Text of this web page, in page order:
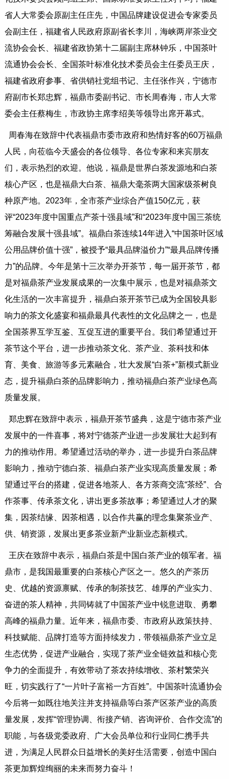
省人大常委会原副主任庄先，中国品牌建设促进会专家委员
会副主任，福建省人民政府原副省长李川，海峡两岸茶业交
流协会会长、福建省政协第十二届副主席林钟乐，中国茶叶
流通协会会长、全国茶叶标准化技术委员会主任委员王庆，
福建省政府参事、省供销社党组书记、主任张作兴，宁德市
府副市长郑忠辉，福鼎市委副书记、市长周春海，市人大常
委会主任蔡梅生，市政协主席李绍美等领导出席开幕式。
周春海在致辞中代表福鼎市委市政府和热情好客的60万福鼎
人民，向莅临今天盛会的各位领导、各位专家和来宾朋友
们，表示热烈的欢迎。他说，福鼎是世界白茶发源地和白茶
核心产区，也是福鼎大白茶、福鼎大毫茶两大国家级茶树良
种原产地。2023年，全市茶产业综合产值150亿元，获
评“2023年度中国重点产茶十强县域”和“2023年度中国三茶统
筹融合发展十强县域”。福鼎白茶连续14年进入“中国茶叶区域
公用品牌价值十强”，被授予“最具品牌溢价力”“最具品牌传播
力”的品牌。今年是第十三次举办开茶节，每一届开茶节，都
是对福鼎茶产业发展成果的一次集中展示，也是对福鼎茶文
化生活的一次丰富提升，福鼎白茶开茶节已成为全国较具影
响力的茶文化盛宴和福鼎最具代表性的文化品牌之一，也是
全国茶界互学互鉴、互促互进的重要平台。我们希望通过开
茶节这个平台，进一步推动茶文化、茶产业、茶科技和体
育、美食、旅游等多元素融合，壮大发展“白茶+”新模式新业
态，提升福鼎白茶的品牌影响力，推动福鼎白茶产业绿色高
质量发展。
郑忠辉在致辞中表示，福鼎开茶节盛典，这是宁德市茶产业
发展中的一件喜事，将对宁德茶产业进一步发展壮大起到有
力的推动作用。希望通过活动的举办，进一步提升白茶品牌
影响力，推动宁德白茶、福鼎白茶产业实现高质量发展；希
望通过平台的搭建，促进各地茶人、各方茶商交流“茶经”、合
作茶事、传承茶文化，讲出更多茶故事；希望通过人才的聚
集，因茶结缘、因茶相遇，以合作共赢的理念集聚茶业产、
供、销资源，发展出更多茶业新产业新业态新模式。
王庆在致辞中表示，福鼎白茶是中国白茶产业的领军者。福
鼎市，是我国最重要的白茶核心产区之一。悠久的产茶历
史、优越的资源禀赋、传承的制茶技艺、雄厚的产业实力、
奋进的茶人精神，共同铸就了中国茶产业中锐意进取、勇攀
高峰的福鼎力量。近年来，福鼎市委、市政府从政策扶持、
科技赋能、品牌打造等方面持续发力，带领福鼎茶产业立足
生态优势，促进产业融合，实现了茶产业全链效益和核心竞
争力的全面提升，有效带动了茶农持续增收、茶村繁荣兴
旺，切实践行了“一片叶子富裕一方百姓”。中国茶叶流通协会
今后将一如既往地关注并支持福鼎等白茶产区茶产业的高质
量发展，发挥“管理协调、衔接产销、咨询评价、合作交流”的
职能，与各级党委政府、广大会员单位和行业同仁携手共
进，为满足人民群众日益增长的美好生活需要，创造中国白
茶更加辉煌绚丽的未来而努力奋斗！